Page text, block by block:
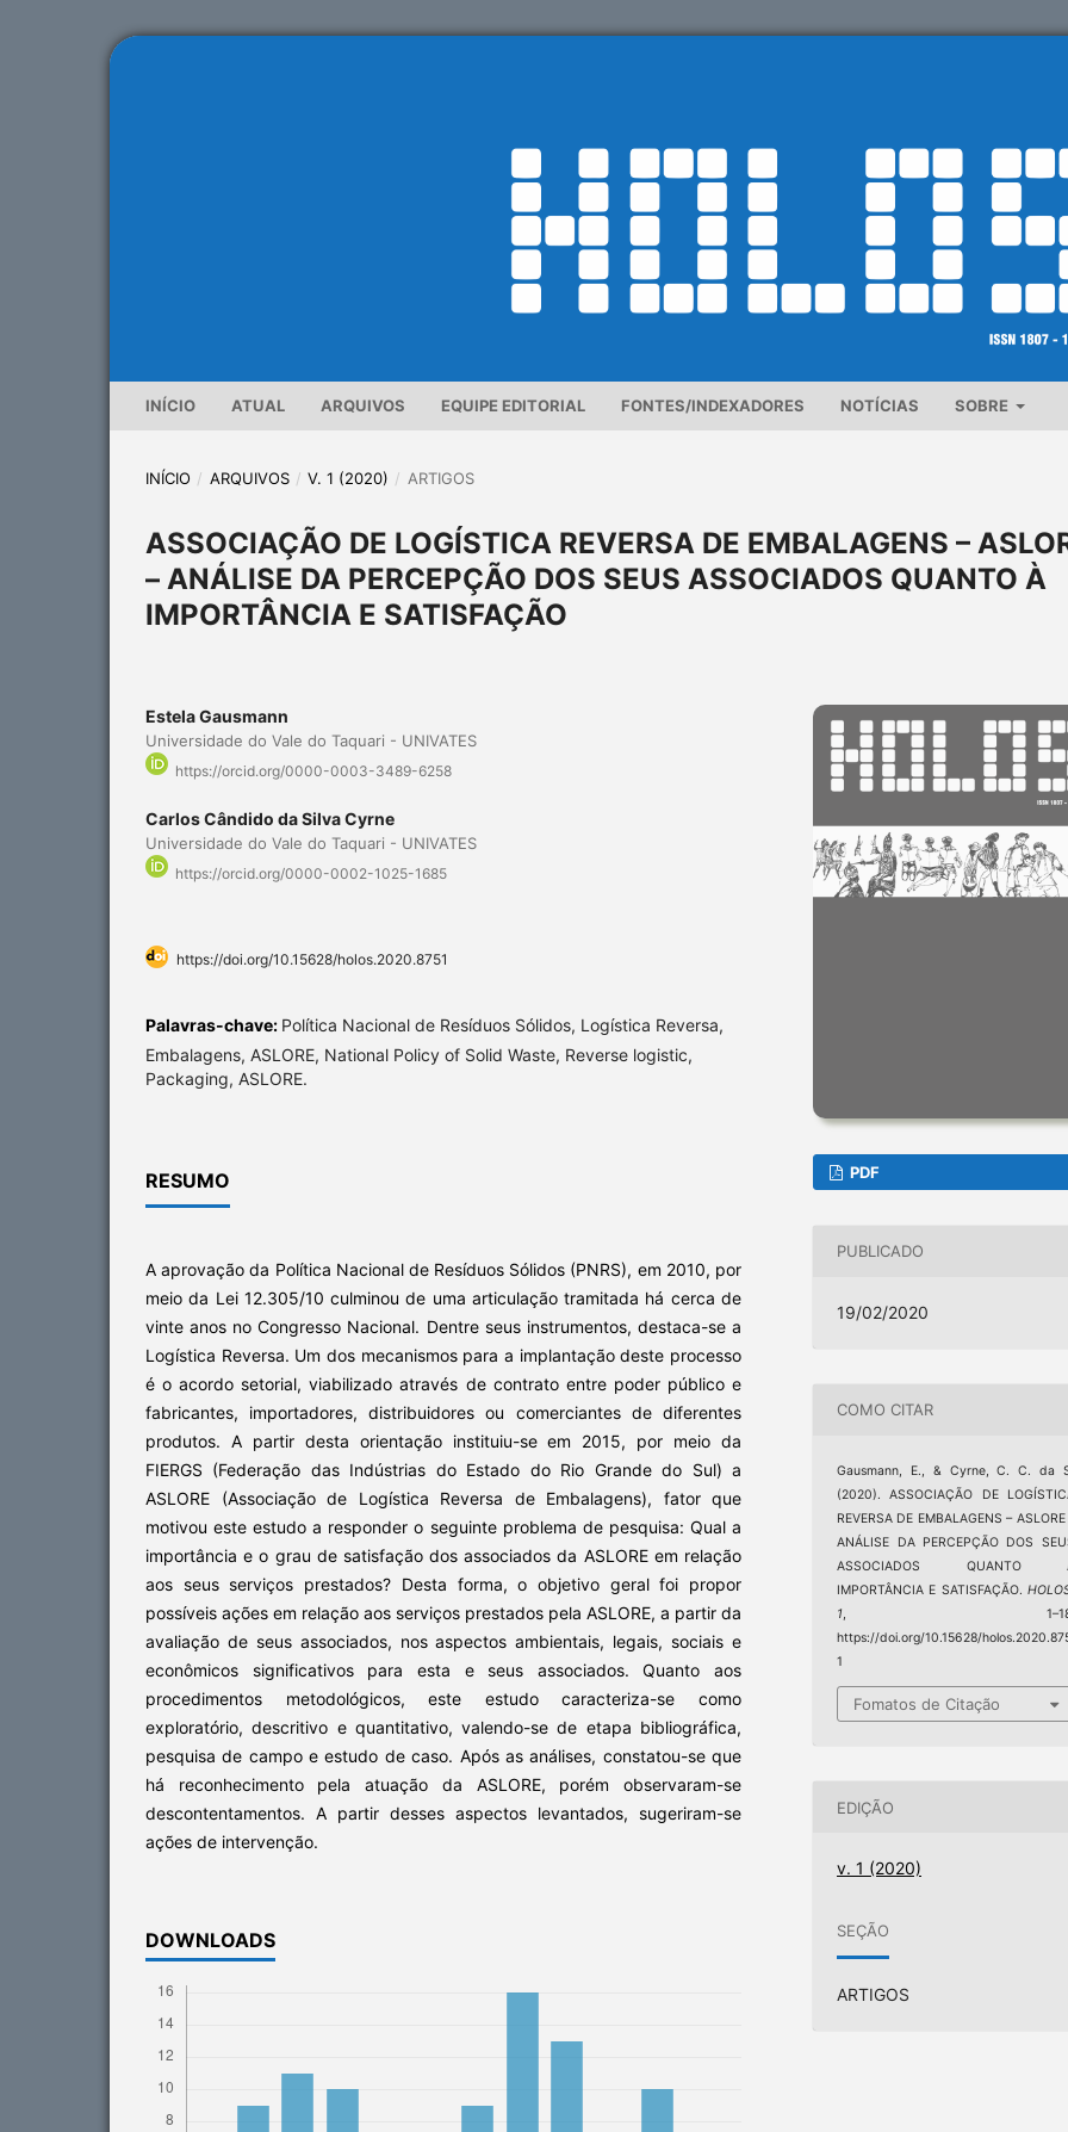
INÍCIO ATUAL ARQUIVOS EQUIPE EDITORIAL FONTES/INDEXADORES NOTÍCIAS SOBRE
INÍCIO / ARQUIVOS / V. 1 (2020) / ARTIGOS
ASSOCIAÇÃO DE LOGÍSTICA REVERSA DE EMBALAGENS –
– ANÁLISE DA PERCEPÇÃO DOS SEUS ASSOCIADOS QUANTO À
IMPORTÂNCIA E SATISFAÇÃO
Estela Gausmann
Universidade do Vale do Taquari - UNIVATES
https://orcid.org/0000-0003-3489-6258
Carlos Cândido da Silva Cyrne
Universidade do Vale do Taquari - UNIVATES
https://orcid.org/0000-0002-1025-1685
https://doi.org/10.15628/holos.2020.8751
Palavras-chave: Política Nacional de Resíduos Sólidos, Logística Reversa,
Embalagens, ASLORE, National Policy of Solid Waste, Reverse logistic,
Packaging, ASLORE.
RESUMO
A aprovação da Política Nacional de Resíduos Sólidos (PNRS), em 2010, por
meio da Lei 12.305/10 culminou de uma articulação tramitada há cerca de
vinte anos no Congresso Nacional. Dentre seus instrumentos, destaca-se a
Logística Reversa. Um dos mecanismos para a implantação deste processo
é o acordo setorial, viabilizado através de contrato entre poder público e
fabricantes, importadores, distribuidores ou comerciantes de diferentes
produtos. A partir desta orientação instituiu-se em 2015, por meio da
FIERGS (Federação das Indústrias do Estado do Rio Grande do Sul) a
ASLORE (Associação de Logística Reversa de Embalagens), fator que
motivou este estudo a responder o seguinte problema de pesquisa: Qual a
importância e o grau de satisfação dos associados da ASLORE em relação
aos seus serviços prestados? Desta forma, o objetivo geral foi propor
possíveis ações em relação aos serviços prestados pela ASLORE, a partir da
avaliação de seus associados, nos aspectos ambientais, legais, sociais e
econômicos significativos para esta e seus associados. Quanto aos
procedimentos metodológicos, este estudo caracteriza-se como
exploratório, descritivo e quantitativo, valendo-se de etapa bibliográfica,
pesquisa de campo e estudo de caso. Após as análises, constatou-se que
há reconhecimento pela atuação da ASLORE, porém observaram-se
descontentamentos. A partir desses aspectos levantados, sugeriram-se
ações de intervenção.
DOWNLOADS
PDF
PUBLICADO
19/02/2020
COMO CITAR
Gausmann, E., & Cyrne, C. C. da
(2020). ASSOCIAÇÃO DE
REVERSA DE EMBALAGENS – ASLORE
ANÁLISE DA PERCEPÇÃO DOS
ASSOCIADOS QUANTO
IMPORTÂNCIA E SATISFAÇÃO.
1 ,
https://doi.org/10.15628/
1
Fomatos de Citação
EDIÇÃO
v. 1 (2020)
SEÇÃO
ARTIGOS